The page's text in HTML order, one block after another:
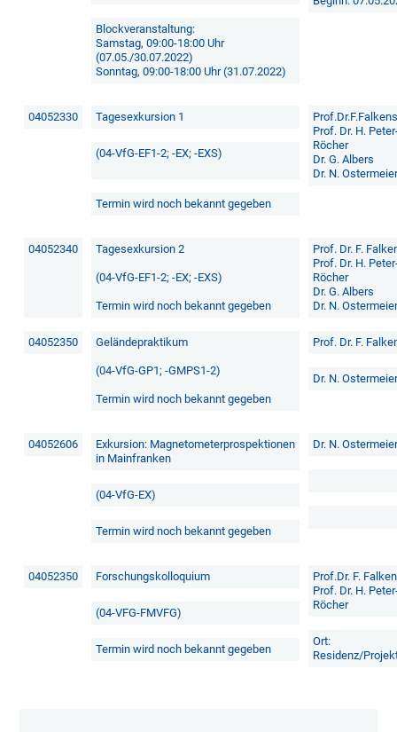
Blockveranstaltung:
Samstag, 09:00-18:00 Uhr
(07.05./30.07.2022)
Sonntag, 09:00-18:00 Uhr (31.07.2022)
04052330 Tagesexkursion 1
(04-VfG-EF1-2; -EX; -EXS)
Termin wird noch bekannt gegeben
Prof. Dr. H.
Röcher
Dr. G. Albers
Dr. N.
04052340
04052350
Tagesexkursion 2
(04-VfG-EF1-2; -EX; -EXS)
Termin wird noch bekannt gegeben
Geländepraktikum
(04-VfG-GP1; -GMPS1-2)
Termin wird noch bekannt gegeben
Prof. Dr. F.
Prof. Dr. H.
Röcher
Dr. G. Albers
Dr. N.
Prof. Dr. F.
Dr. N.
04052606
Exkursion: Magnetometerprospektionen
in Mainfranken
(04-VfG-EX)
Termin wird noch bekannt gegeben
Dr. N.
04052350 Forschungskolloquium
(04-VFG-FMVFG)
Termin wird noch bekannt gegeben
Prof.Dr. F.
Prof. Dr. H.
Röcher
Ort:
Residenz/